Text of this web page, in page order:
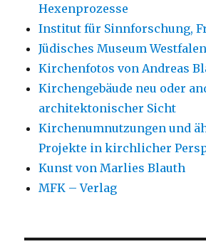
Hexenprozesse
Institut für Sinnforschung,
Jüdisches Museum
Kirchenfotos von Andreas
Kirchengebäude neu oder
architektonischer Sicht
Kirchenumnutzungen und
Projekte in kirchlicher
Kunst von Marlies Blauth
MFK – Verlag